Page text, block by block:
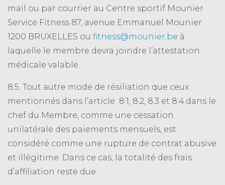
mail ou par courrier au Centre sportif Mounier
Service Fitness 87, avenue Emmanuel Mounier
1200 BRUXELLES ou fitness@mounier.be à
laquelle le membre devra joindre l’attestation
médicale valable.
8.5. Tout autre mode de résiliation que ceux
mentionnés dans l’article 8.1, 8.2, 8.3 et 8.4.dans le
chef du Membre, comme une cessation
unilatérale des paiements mensuels, est
considéré comme une rupture de contrat abusive
et illégitime. Dans ce cas, la totalité des frais
d’affiliation reste due.